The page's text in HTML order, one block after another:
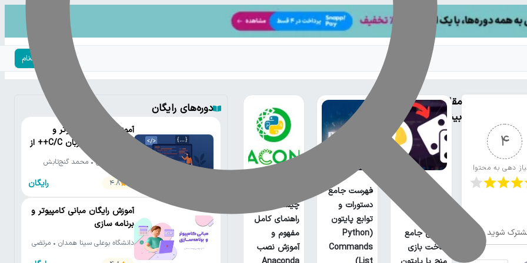
ورود | ثبت‌نام
4
دهی به محتوا
شوید
مقالات
بیشتر
آموزش جامع
ساخت بازی
فهرست جامع
دستورات و
توابع پایتون
(Python
Commands
چیست؟
راهنمای کامل
مفهوم و
آموزش نصب
دوره‌های رایگان
آموزش رایگان کامپیوتر و
برنامه‌نویسی به زبان C/C++ از
مقدماتی تا پیشرفته
دانشگاه تهران • محمد گنج‌تابش
4.8
رایگان
آموزش رایگان مبانی کامپیوتر و
برنامه سازی
دانشگاه بوعلی سینا همدان • مرتضی